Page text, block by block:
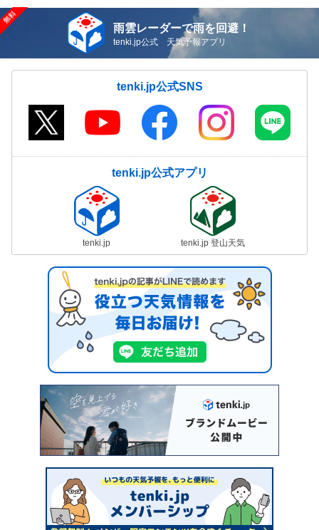
雨雲レーダーで雨を回避！
tenki.jp公式 天気予報アプリ
tenki.jp公式SNS
tenki.jp公式アプリ
tenki.jp tenki.jp 登山天気